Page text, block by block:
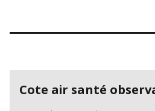
Cote air santé